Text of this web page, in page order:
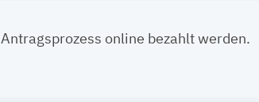
online bezahlt werden.